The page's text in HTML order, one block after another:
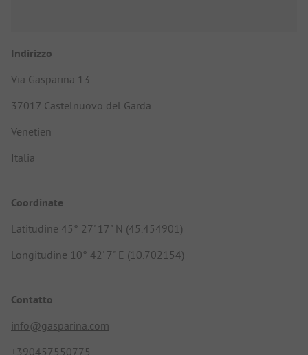
Indirizzo
Via Gasparina 13
37017 Castelnuovo del Garda
Venetien
Italia
Coordinate
Latitudine 45° 27' 17" N (45.454901)
Longitudine 10° 42' 7" E (10.702154)
Contatto
info@gasparina.com
+390457550775